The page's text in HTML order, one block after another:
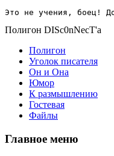
Это не учения, боец!
Полигон DISc0nNecT'a
Полигон
Уголок писателя
Он и Она
Юмор
К размышлению
Гостевая
Файлы
Главное меню